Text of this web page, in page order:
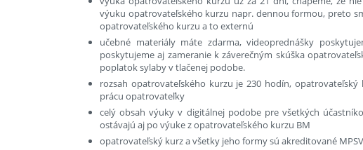
výuku opatrovateľského kurzu napr. dennou formou, preto
opatrovateľského kurzu a to externú
učebné materiály máte zdarma, videoprednášky
poskytujeme aj zameranie k záverečným skúška
poplatok sylaby v tlačenej podobe.
rozsah opatrovateľského kurzu je 230 hodín,
prácu opatrovateľky
celý obsah výuky v digitálnej podobe pre všetkých
ostávajú aj po výuke z opatrovateľského kurzu BM
opatrovateľský kurz a všetky jeho formy sú akreditované